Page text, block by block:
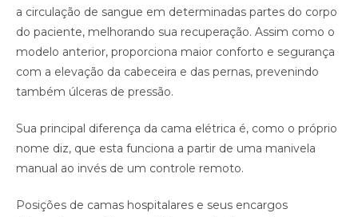
a circulação de sangue em determinadas partes do corpo
do paciente, melhorando sua recuperação. Assim como o
modelo anterior, proporciona maior conforto e segurança
com a elevação da cabeceira e das pernas, prevenindo
também úlceras de pressão.
Sua principal diferença da cama elétrica é, como o próprio
nome diz, que esta funciona a partir de uma manivela
manual ao invés de um controle remoto.
Posições de camas hospitalares e seus encargos